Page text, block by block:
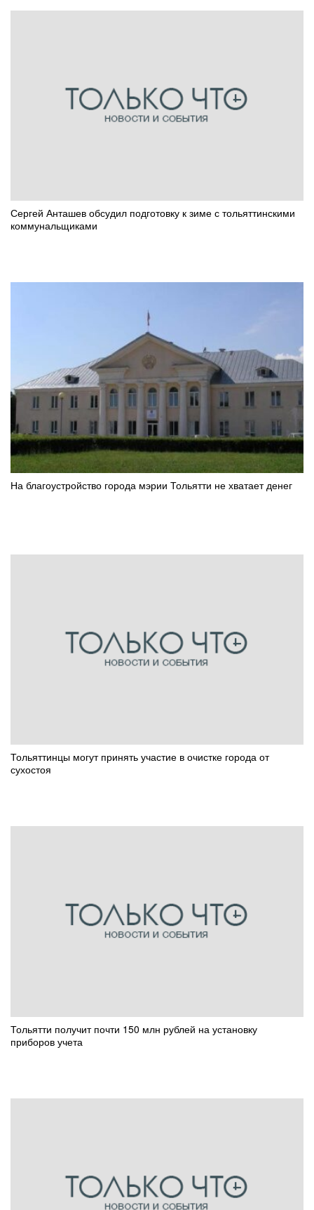
Сергей Анташев обсудил подготовку к зиме с тольяттинскими
коммунальщиками
На благоустройство города мэрии Тольятти не хватает денег
Тольяттинцы могут принять участие в очистке города от
сухостоя
Тольятти получит почти 150 млн рублей на установку
приборов учета